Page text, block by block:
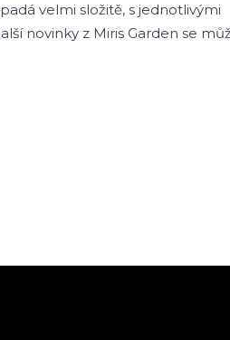
velmi složitě, s jednotlivými
novinky z Miris Garden se